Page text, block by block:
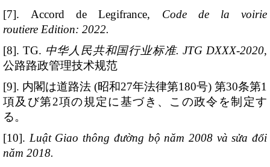
[7]. Accord de Legifrance, Code de la voirie
routiere Edition: 2022.
[8]. TG. 中华人民共和国行业标准. JTG DXXX-2020,
公路路政管理技术规范
[9]. 内閣は道路法 (昭和27年法律第180号) 第30条第1
項及び第2項の規定に基づき、この政令を制定す
る。
[10]. Luật Giao thông đường bộ năm 2008 và sửa đổi
năm 2018.